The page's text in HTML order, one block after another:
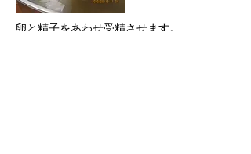
卵と精子をあわせ受精させます。